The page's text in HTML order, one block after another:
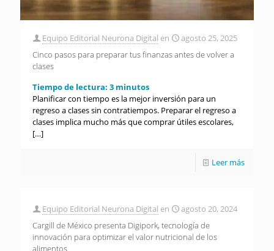
Equipo Editorial Neurona Digital en
agosto 25, 2025
Cinco pasos para preparar tus finanzas antes de volver a
clases
Tiempo de lectura: 3 minutos
Planificar con tiempo es la mejor inversión para un
regreso a clases sin contratiempos. Preparar el regreso a
clases implica mucho más que comprar útiles escolares,
[…]
Leer más
Equipo Editorial Neurona Digital en
agosto 20, 2024
Cargill de México presenta Digipork, tecnología de
innovación para optimizar el valor nutricional de los
alimentos